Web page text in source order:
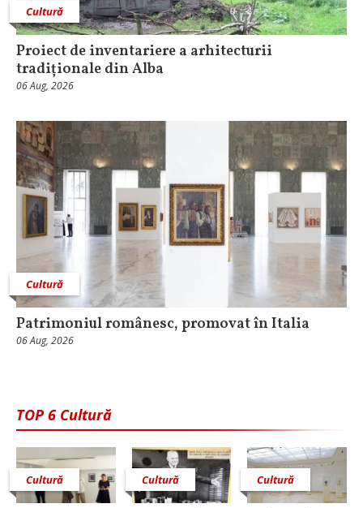
Cultură
Proiect de inventariere a arhitecturii
tradiționale din Alba
06 Aug, 2026
Cultură
Patrimoniul românesc, promovat în Italia
06 Aug, 2026
TOP 6 Cultură
Cultură Cultură Cultură